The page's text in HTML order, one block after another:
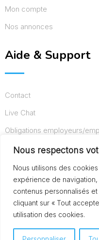
Nous respectons
Nous utilisons des
expérience de
contenus personnalisés
cliquant sur « Tout
utilisation des cookies.
Mon compte
Nos annonces
Aide & Support
Contact
Live Chat
Obligations employeurs/
Conditions d’utilisation
Mentions légales
© Copyright